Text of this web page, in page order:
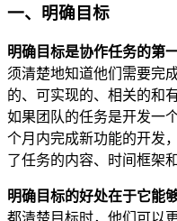
一、明确目标
明确目标是协作任务的第
须清楚地知道他们需要完
的、可实现的、相关的和
如果团队的任务是开发一
个月内完成新功能的开发
了任务的内容、时间框架
明确目标的好处在于它能